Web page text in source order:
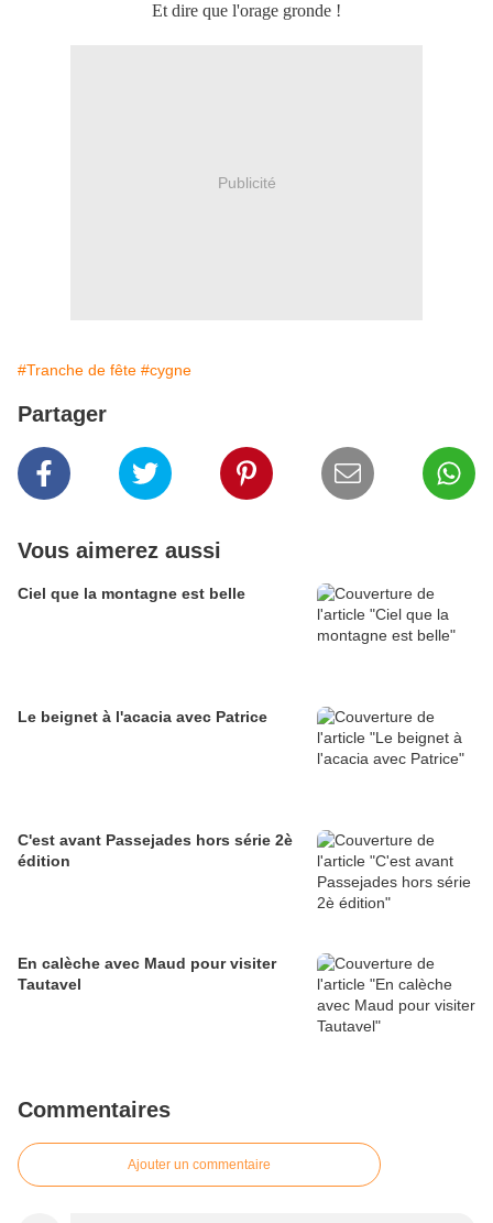
Et dire que l'orage gronde !
Publicité
#Tranche de fête #cygne
Partager
Vous aimerez aussi
Ciel que la montagne est belle
Le beignet à l'acacia avec Patrice
C'est avant Passejades hors série 2è
édition
En calèche avec Maud pour visiter
Tautavel
Commentaires
Ajouter un commentaire